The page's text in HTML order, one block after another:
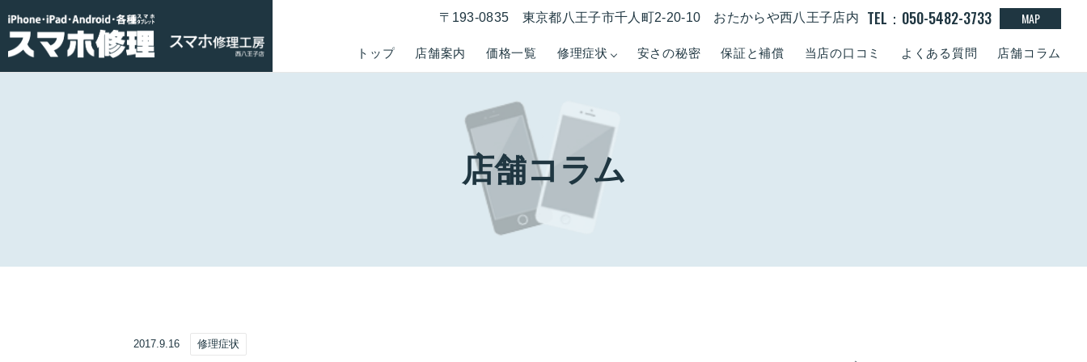
トップ 店舗案内 価格一覧 修理症状 安さの秘密 保証と補償 当店の口コミ よくある質問 店舗コラム
〒193-0835 東京都八王子市千人町2-20-10 おたからや西八王子店内 TEL：050-5482-3733 MAP
店舗コラム
2017.9.16 修理症状